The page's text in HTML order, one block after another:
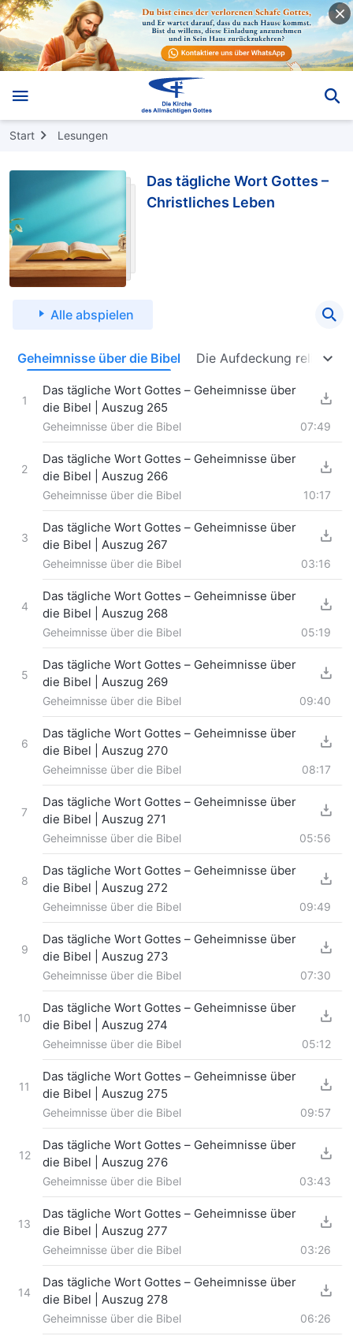
Start Lesungen
Das tägliche Wort Gottes –
Christliches Leben
Alle abspielen
Geheimnisse über die Bibel Die Aufdeckung
1
Das tägliche Wort Gottes – Geheimnisse über
die Bibel | Auszug 265
Geheimnisse über die Bibel 07:49
2
Das tägliche Wort Gottes – Geheimnisse über
die Bibel | Auszug 266
Geheimnisse über die Bibel 10:17
3
Das tägliche Wort Gottes – Geheimnisse über
die Bibel | Auszug 267
Geheimnisse über die Bibel 03:16
4
Das tägliche Wort Gottes – Geheimnisse über
die Bibel | Auszug 268
Geheimnisse über die Bibel 05:19
5
Das tägliche Wort Gottes – Geheimnisse über
die Bibel | Auszug 269
Geheimnisse über die Bibel 09:40
6
Das tägliche Wort Gottes – Geheimnisse über
die Bibel | Auszug 270
Geheimnisse über die Bibel 08:17
7
Das tägliche Wort Gottes – Geheimnisse über
die Bibel | Auszug 271
Geheimnisse über die Bibel 05:56
8
Das tägliche Wort Gottes – Geheimnisse über
die Bibel | Auszug 272
Geheimnisse über die Bibel 09:49
9
Das tägliche Wort Gottes – Geheimnisse über
die Bibel | Auszug 273
Geheimnisse über die Bibel 07:30
10
Das tägliche Wort Gottes – Geheimnisse über
die Bibel | Auszug 274
Geheimnisse über die Bibel 05:12
11
Das tägliche Wort Gottes – Geheimnisse über
die Bibel | Auszug 275
Geheimnisse über die Bibel 09:57
12
Das tägliche Wort Gottes – Geheimnisse über
die Bibel | Auszug 276
Geheimnisse über die Bibel 03:43
13
Das tägliche Wort Gottes – Geheimnisse über
die Bibel | Auszug 277
Geheimnisse über die Bibel 03:26
14
Das tägliche Wort Gottes – Geheimnisse über
die Bibel | Auszug 278
Geheimnisse über die Bibel 06:26